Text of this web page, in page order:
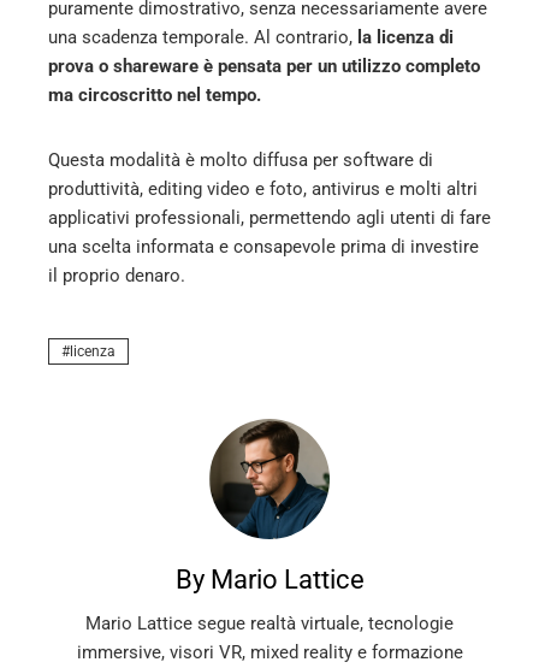
puramente dimostrativo, senza necessariamente avere
una scadenza temporale. Al contrario, la licenza di
prova o shareware è pensata per un utilizzo completo
ma circoscritto nel tempo.
Questa modalità è molto diffusa per software di
produttività, editing video e foto, antivirus e molti altri
applicativi professionali, permettendo agli utenti di fare
una scelta informata e consapevole prima di investire
il proprio denaro.
licenza
By Mario Lattice
Mario Lattice segue realtà virtuale, tecnologie
immersive, visori VR, mixed reality e formazione